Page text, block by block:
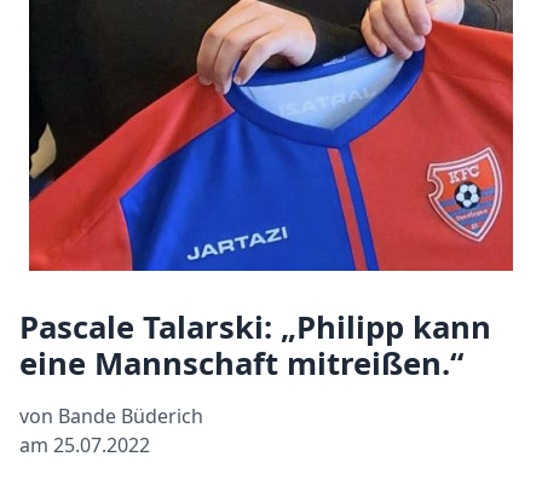
Pascale Talarski: „Philipp kann
eine Mannschaft mitreißen.“
von Bande Büderich
am 25.07.2022